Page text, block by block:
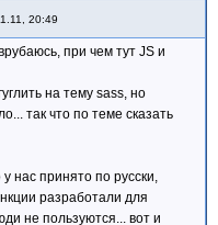
20:49
при чем тут JS и
на тему sass, но
так что по теме сказать
у нас принято по русски,
разработали для
не пользуются... вот и